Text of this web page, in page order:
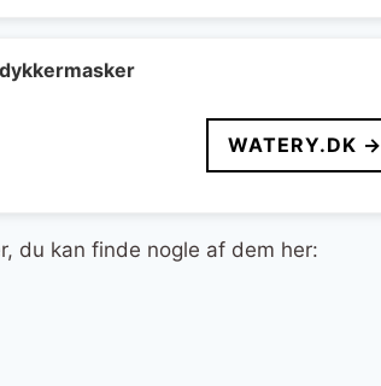
WATERY.DK →
du kan finde nogle af dem her: